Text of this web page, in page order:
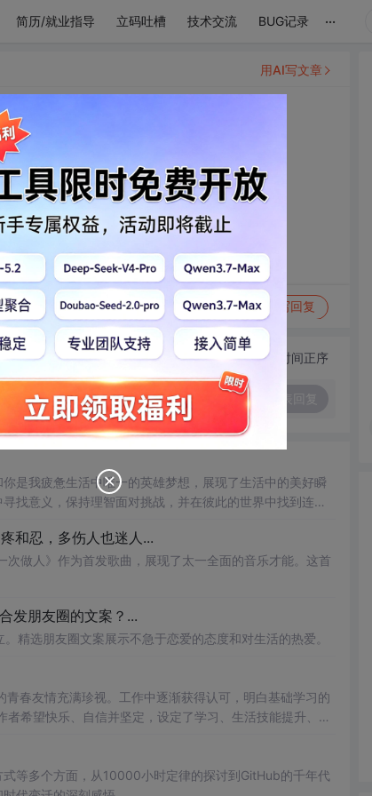
简历/就业指导 立码吐槽 技术交流 BUG记录 ...
态 举报 写回复
用AI写文章
切换为时间正序
是我疲惫生活中唯一的英雄梦想，展现了生活中的美好瞬
找意义，保持理智面对挑战，并在彼此的世界中找到连
和忍，多伤人也迷人...
做人》作为首发歌曲，展现了太一全面的音乐才能。这首
发朋友圈的文案？...
精选朋友圈文案展示不急于恋爱的态度和对生活的热爱。
春友情充满珍视。工作中逐渐获得认可，明白基础学习的
希望快乐、自信并坚定，设定了学习、生活技能提升、旅
等多个方面，从10000小时定律的探讨到GitHub的千年代